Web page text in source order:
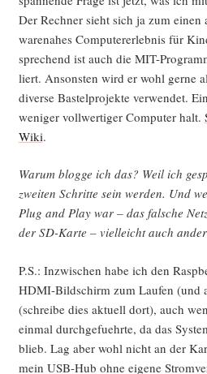
Der Rech­ner sieht sich ja zum
ware­na­hes Com­pu­ter­er­leb­nis für
spre­chend ist auch die MIT-
liert. Ansons­ten wird er wohl ger­ne
diver­se Bas­tel­pro­jek­te ver­wen­det.
weni­ger voll­wer­ti­ger Com­pu­ter halt.
Wiki.
War­um blog­ge ich das? Weil ich
zwei­ten Schrit­te sein wer­den. Und
Plug and Play war – das fal­sche
der SD-Kar­te – viel­leicht auch
P.S.: Inzwi­schen habe ich den
HDMI-Bild­schirm zum Lau­fen (und
(schrei­be dies aktu­ell dort), auch
ein­mal durch­ge­fuehr­te, da das
blieb. Lag aber wohl nicht an der
mein USB-Hub ohne eige­ne